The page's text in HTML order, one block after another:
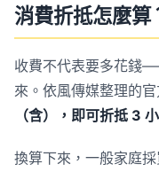
消費折抵怎麼
收費不代表要多花錢
來。依風傳媒整理的官
（含），即可折抵 3
換算下來，一般家庭